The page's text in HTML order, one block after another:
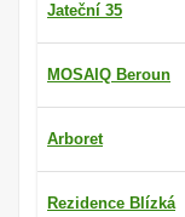
Jateční 35
MOSAIQ Beroun
Arboret
Rezidence Blízká